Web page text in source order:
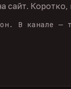
сайт. Коротко,
В канале —